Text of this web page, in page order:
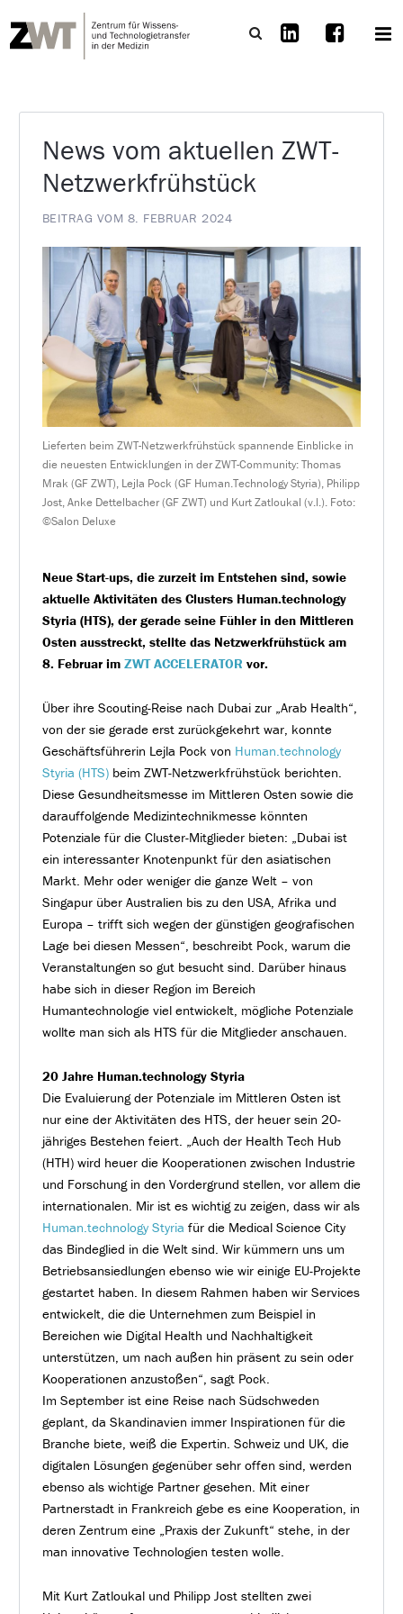
News vom aktuellen ZWT-
Netzwerkfrühstück
BEITRAG VOM 8. FEBRUAR 2024
Lieferten beim ZWT-Netzwerkfrühstück spannende Einblicke in
die neuesten Entwicklungen in der ZWT-Community: Thomas
Mrak (GF ZWT), Lejla Pock (GF Human.Technology Styria), Philipp
Jost, Anke Dettelbacher (GF ZWT) und Kurt Zatloukal (v.l.). Foto:
©Salon Deluxe
Neue Start-ups, die zurzeit im Entstehen sind, sowie
aktuelle Aktivitäten des Clusters Human.technology
Styria (HTS), der gerade seine Fühler in den Mittleren
Osten ausstreckt, stellte das Netzwerkfrühstück am
8. Februar im ZWT ACCELERATOR vor.
Über ihre Scouting-Reise nach Dubai zur „Arab Health“,
von der sie gerade erst zurückgekehrt war, konnte
Geschäftsführerin Lejla Pock von Human.technology
Styria (HTS)beim ZWT-Netzwerkfrühstück berichten.
Diese Gesundheitsmesse im Mittleren Osten sowie die
darauffolgende Medizintechnikmesse könnten
Potenziale für die Cluster-Mitglieder bieten: „Dubai ist
ein interessanter Knotenpunkt für den asiatischen
Markt. Mehr oder weniger die ganze Welt – von
Singapur über Australien bis zu den USA, Afrika und
Europa – trifft sich wegen der günstigen geografischen
Lage bei diesen Messen“, beschreibt Pock, warum die
Veranstaltungen so gut besucht sind. Darüber hinaus
habe sich in dieser Region im Bereich
Humantechnologie viel entwickelt, mögliche Potenziale
wollte man sich als HTS für die Mitglieder anschauen.
20 Jahre Human.technology Styria
Die Evaluierung der Potenziale im Mittleren Osten ist
nur eine der Aktivitäten des HTS, der heuer sein 20-
jähriges Bestehen feiert. „Auch der Health Tech Hub
(HTH) wird heuer die Kooperationen zwischen Industrie
und Forschung in den Vordergrund stellen, vor allem die
internationalen. Mir ist es wichtig zu zeigen, dass wir als
Human.technology Styria für die Medical Science City
das Bindeglied in die Welt sind. Wir kümmern uns um
Betriebsansiedlungen ebenso wie wir einige EU-Projekte
gestartet haben. In diesem Rahmen haben wir Services
entwickelt, die die Unternehmen zum Beispiel in
Bereichen wie Digital Health und Nachhaltigkeit
unterstützen, um nach außen hin präsent zu sein oder
Kooperationen anzustoßen“, sagt Pock.
Im September ist eine Reise nach Südschweden
geplant, da Skandinavien immer Inspirationen für die
Branche biete, weiß die Expertin. Schweiz und UK, die
digitalen Lösungen gegenüber sehr offen sind, werden
ebenso als wichtige Partner gesehen. Mit einer
Partnerstadt in Frankreich gebe es eine Kooperation, in
deren Zentrum eine „Praxis der Zukunft“ stehe, in der
man innovative Technologien testen wolle.
Mit Kurt Zatloukal und Philipp Jost stellten zwei